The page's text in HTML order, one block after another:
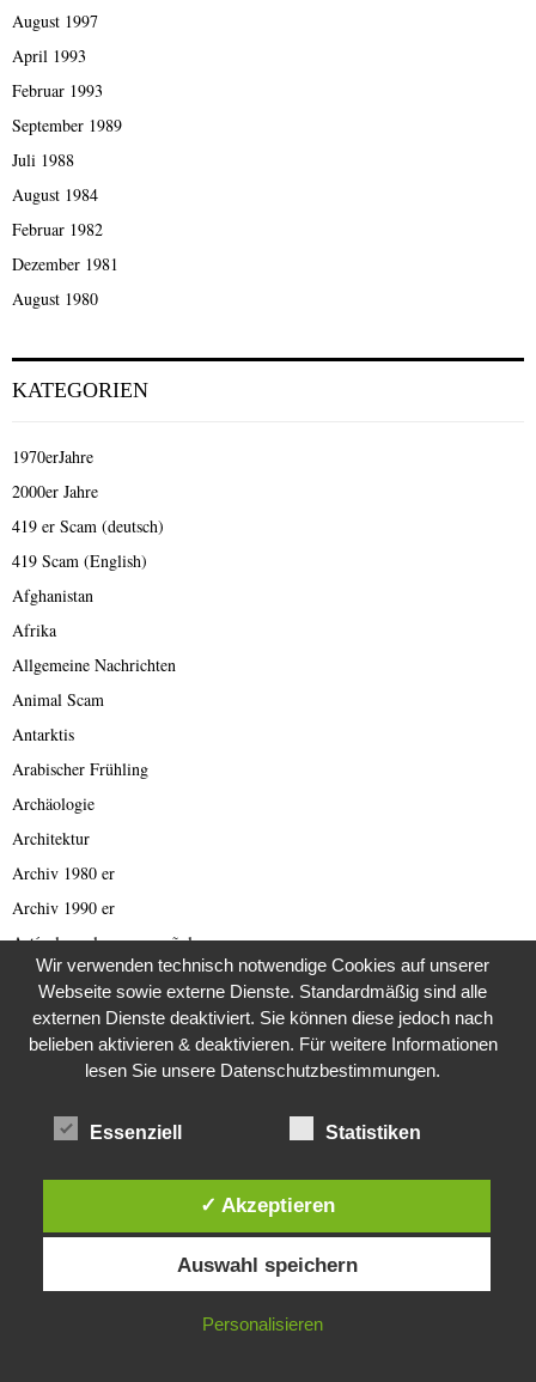
August 1997
April 1993
Februar 1993
September 1989
Juli 1988
August 1984
Februar 1982
Dezember 1981
August 1980
KATEGORIEN
1970erJahre
2000er Jahre
419 er Scam (deutsch)
419 Scam (English)
Afghanistan
Afrika
Allgemeine Nachrichten
Animal Scam
Antarktis
Arabischer Frühling
Archäologie
Architektur
Archiv 1980 er
Archiv 1990 er
Artículo en lengua española
Asien
Australien
Automobil
Bild des Tages
Brexit
Business
Diese Website verwendet Cookies. Durch die weitere Nutzung dieser
Website stimmst du der Verwendung von Cookies zu.
IN ORDNUNG
Wir verwenden technisch notwendige Cookies auf unserer
Webseite sowie externe Dienste. Standardmäßig sind alle
externen Dienste deaktiviert. Sie können diese jedoch nach
belieben aktivieren & deaktivieren. Für weitere Informationen
lesen Sie unsere Datenschutzbestimmungen.
Essenziell Statistiken
✓ Akzeptieren
Auswahl speichern
Personalisieren